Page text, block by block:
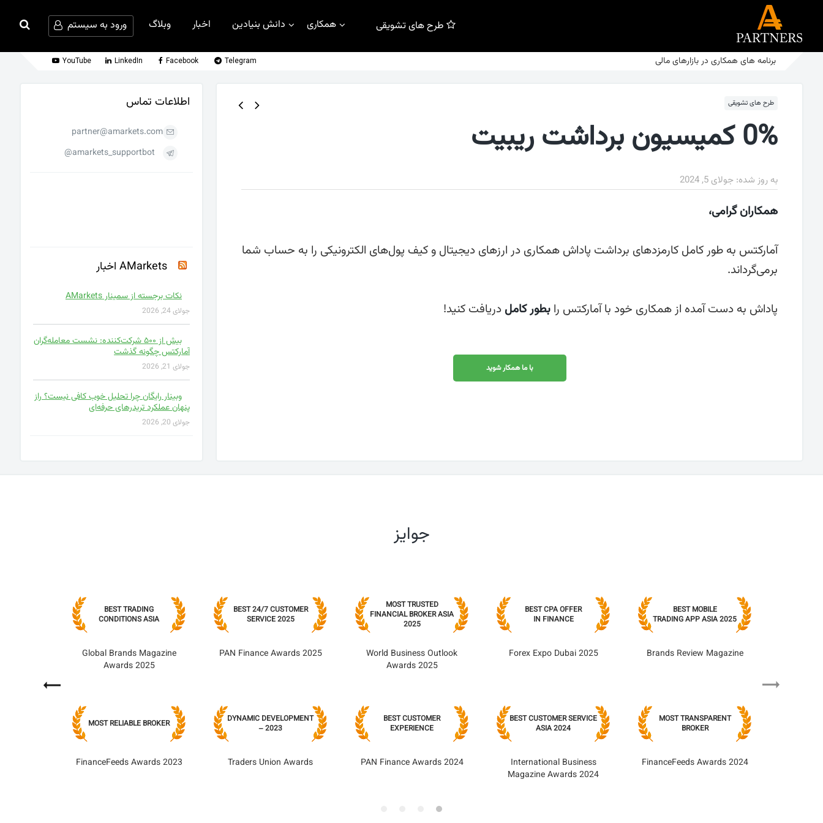
طرح های تشویقی همکاری دانش بنیادین اخبار وبلاگ ورود به سیستم
برنامه های همکاری در بازارهای مالی Telegram
Facebook
LinkedIn
YouTube
طرح های تشویقی
0% کمیسیون برداشت ریبیت
به روز شده: جولای 5, 2024
همکاران گرامی،
آمارکتس به طور کامل کارمزدهای برداشت پاداش همکاری در ارزهای دیجیتال و کیف پول‌های الکترونیکی را به حساب شما
برمی‌گرداند.
پاداش به دست آمده از همکاری خود با آمارکتس را بطور کامل دریافت کنید!
با ما همکار شوید
اطلاعات تماس
partner@amarkets.com
amarkets_supportbot@
AMarkets اخبار
نکات برجسته از سمینار AMarkets
جولای 24, 2026
بیش از ۵۰۰ شرکت‌کننده: نشست معامله‌گران
آمارکتس چگونه گذشت
جولای 21, 2026
وبینار رایگان چرا تحلیل خوب کافی نیست؟ راز
پنهان عملکرد تریدرهای حرفه‌ای
جولای 20, 2026
جوایز
BEST MOBILE
TRADING APP ASIA 2025
Brands Review Magazine
BEST CPA OFFER
IN FINANCE
Forex Expo Dubai 2025
MOST TRUSTED
FINANCIAL BROKER ASIA
2025
World Business Outlook
Awards 2025
BEST 24/7 CUSTOMER
SERVICE 2025
PAN Finance Awards 2025
BEST TRADING
CONDITIONS ASIA
Global Brands Magazine
Awards 2025
MOST TRANSPARENT
BROKER
FinanceFeeds Awards 2024
BEST CUSTOMER SERVICE
ASIA 2024
International Business
Magazine Awards 2024
BEST CUSTOMER
EXPERIENCE
PAN Finance Awards 2024
DYNAMIC DEVELOPMENT
– 2023
Traders Union Awards
MOST RELIABLE BROKER
FinanceFeeds Awards 2023